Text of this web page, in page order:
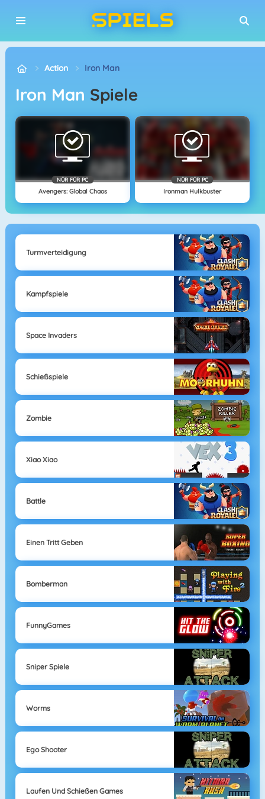
Action Iron Man
Iron Man Spiele
NÜR FÜR PC
Avengers: Global Chaos
NÜR FÜR PC
Ironman Hulkbuster
Turmverteidigung
Kampfspiele
Space Invaders
Schießspiele
Zombie
Xiao Xiao
Battle
Einen Tritt Geben
Bomberman
FunnyGames
Sniper Spiele
Worms
Ego Shooter
Laufen Und Schießen Games